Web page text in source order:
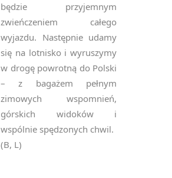
będzie przyjemnym
zwieńczeniem całego
wyjazdu. Następnie udamy
się na lotnisko i wyruszymy
w drogę powrotną do Polski
– z bagażem pełnym
zimowych wspomnień,
górskich widoków i
wspólnie spędzonych chwil.
(B, L)